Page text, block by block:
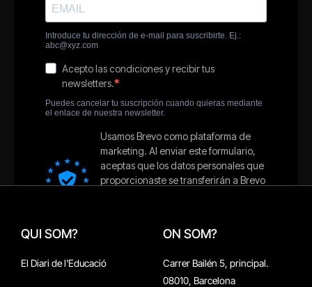
QUI SOM?
El Diari de l'Educació
ON SOM?
Carrer Bailén 5, principal.
08010, Barcelona